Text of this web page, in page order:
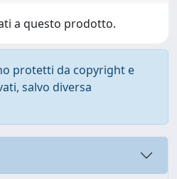
a questo prodotto.
protetti da copyright e
salvo diversa